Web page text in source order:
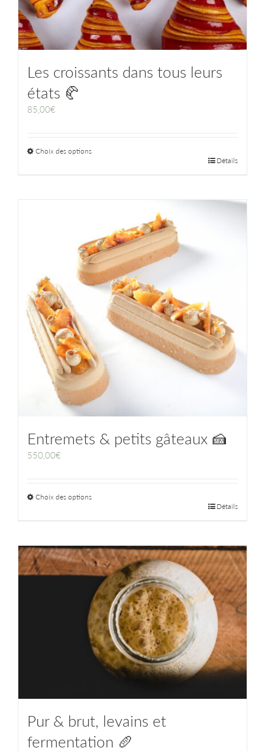
Les croissants dans tous leurs
états 🥐
85,00€
Choix des options
Détails
Entremets & petits gâteaux 🍰
550,00€
Choix des options
Détails
Pur & brut, levains et
fermentation 🥖